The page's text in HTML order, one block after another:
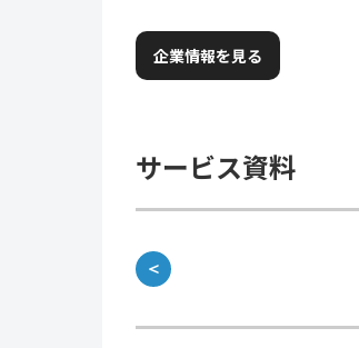
企業情報を見る
サービス資料
＜